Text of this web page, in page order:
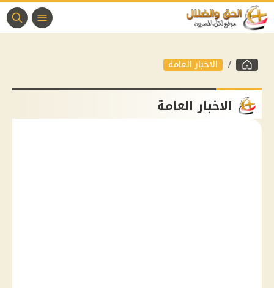
الاخبار العامة
الاخبار العامة